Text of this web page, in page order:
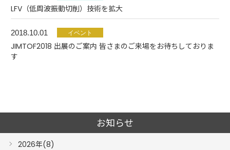
LFV（低周波振動切削）技術を拡大
2018.10.01
JIMTOF2018 出展のご案内 皆さまのご来場をお待ちしておりま
す
お知らせ
2026年(8)